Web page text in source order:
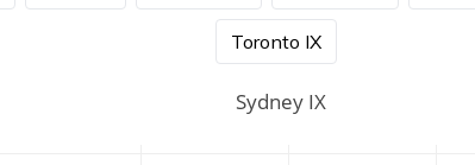
Toronto IX
Sydney IX